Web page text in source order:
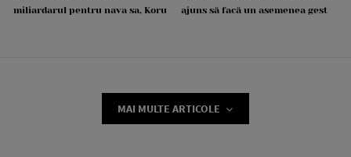
miliardarul pentru nava sa, Koru
ajuns să facă un asemenea gest
MAI MULTE ARTICOLE